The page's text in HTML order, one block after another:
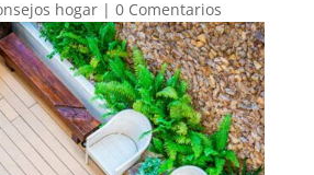
hogar| 0 Comentarios